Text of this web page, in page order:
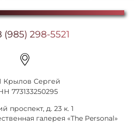
(985) 298-5521
Крылов Сергей
773133250295
проспект, д. 23 к. 1
галерея «The Personal»